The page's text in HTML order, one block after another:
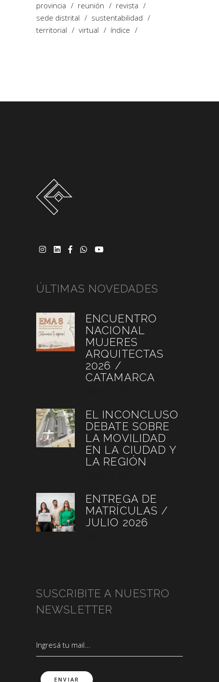
provincia
reunión
revista
sede distrital
sustentabilidad
territorial
virtual índice
ÚLTIMAS NOVEDADES
ENCUENTRO
NACIONAL
MUJERES
ARQUITECTAS
2026 /
CATAMARCA
EL INCONCLUSO
DEBATE SOBRE
LA MOVILIDAD
EN LA CIUDAD Y
LA REGIÓN
ENTREGA DE
MATRÍCULAS /
JULIO 2026
SUSCRIBITE A NUESTRO
NEWSLETTER